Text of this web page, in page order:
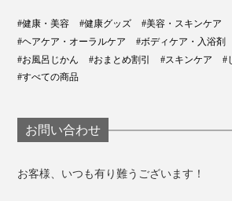
#健康・美容 #健康グッズ
#美容・スキンケア
#ヘアケア・オーラルケア
#ボディケア・入浴剤
#お風呂じかん
#おまとめ割引 #スキンケア
#
#すべての商品
お問い合わせ
お客様、いつも有り難うございます！